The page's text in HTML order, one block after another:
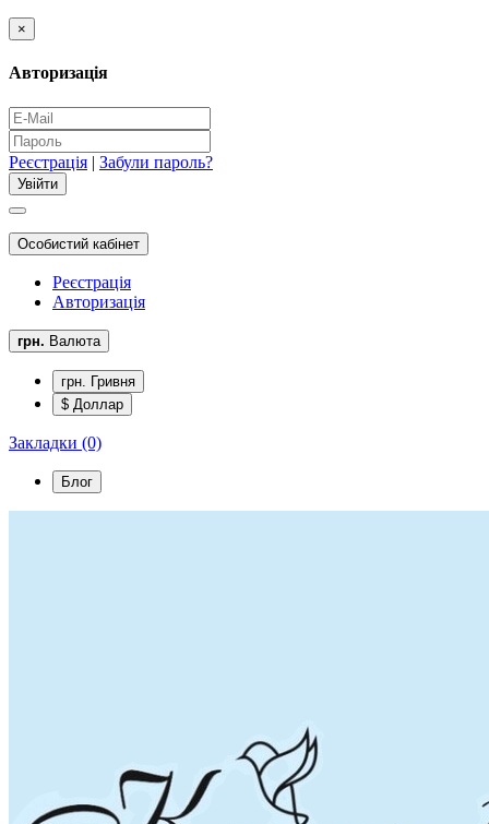
×
Авторизація
Реєстрація | Забули пароль?
Особистий кабінет
Реєстрація
Авторизація
грн. Валюта
грн. Гривня
$ Доллар
Закладки (0)
Блог